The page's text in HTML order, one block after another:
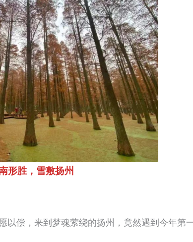
形胜，雪敷扬州
以偿，来到梦魂萦绕的扬州，竟然遇到今年第